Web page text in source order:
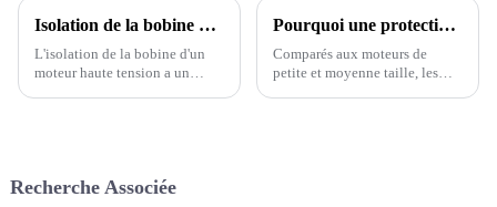
Isolation de la bobine du moteur haute tension
L'isolation de la bobine d'un
moteur haute tension a un
Pourquoi une protection différentielle est-elle utilisée sur les gros moteurs haute tension ?
Comparés aux moteurs de
petite et moyenne taille, les
Recherche Associée